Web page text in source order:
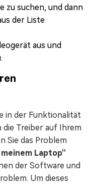
zu suchen, und dann
der Liste
aus und
in der Funktionalität
die Treiber auf Ihrem
Sie das Problem
Laptop“
der Software und
Um dieses